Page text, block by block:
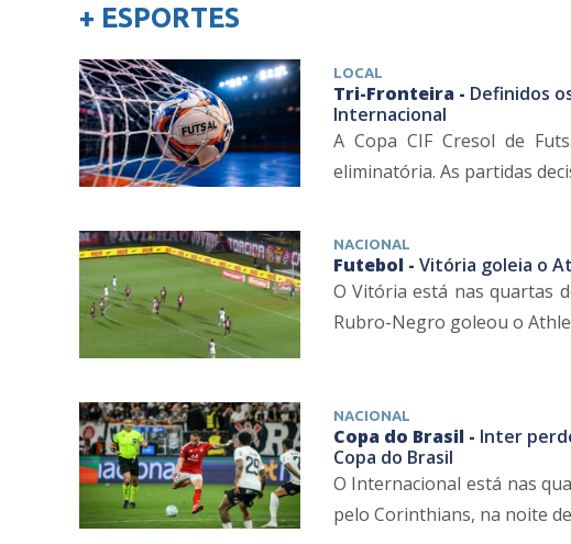
+ ESPORTES
LOCAL
Tri-Fronteira - Definidos
Internacional
A Copa CIF Cresol de
eliminatória. As partidas
NACIONAL
Futebol - Vitória goleia o
O Vitória está nas quartas
Rubro-Negro goleou o
NACIONAL
Copa do Brasil - Inter
Copa do Brasil
O Internacional está nas
pelo Corinthians, na noite